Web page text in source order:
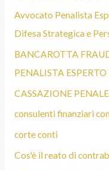
Avvocato Penalista
Difesa Strategica e
BANCAROTTA
PENALISTA ESPERTO
CASSAZIONE
consulenti finanziari
corte conti
Cos'è il reato di